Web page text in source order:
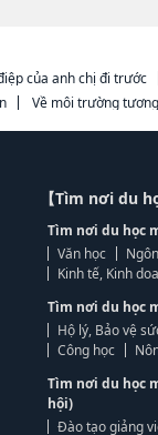
của anh chị đi trước
Về môi trường
【Tìm nơi du
Tìm nơi du học
Văn học
Kinh tế, Kinh
Tìm nơi du học
Hộ lý, Bảo vệ
Công học
Tìm nơi du học
hội)
Đào tạo giảng